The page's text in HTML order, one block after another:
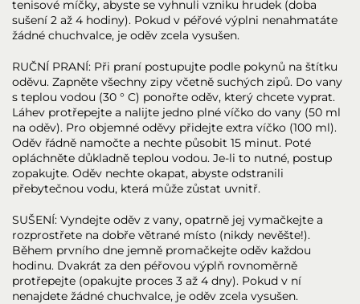
tenisové míčky, abyste se vyhnuli vzniku hrudek (doba
sušení 2 až 4 hodiny). Pokud v péřové výplni nenahmatáte
žádné chuchvalce, je oděv zcela vysušen.
RUČNÍ PRANÍ: Při praní postupujte podle pokynů na štítku
oděvu. Zapněte všechny zipy včetně suchých zipů. Do vany
s teplou vodou (30 ° C) ponořte oděv, který chcete vyprat.
Láhev protřepejte a nalijte jedno plné víčko do vany (50 ml
na oděv). Pro objemné oděvy přidejte extra víčko (100 ml).
Oděv řádně namočte a nechte působit 15 minut. Poté
opláchněte důkladně teplou vodou. Je-li to nutné, postup
zopakujte. Oděv nechte okapat, abyste odstranili
přebytečnou vodu, která může zůstat uvnitř.
SUŠENÍ: Vyndejte oděv z vany, opatrně jej vymačkejte a
rozprostřete na dobře větrané místo (nikdy nevěšte!).
Během prvního dne jemně promačkejte oděv každou
hodinu. Dvakrát za den péřovou výplň rovnoměrně
protřepejte (opakujte proces 3 až 4 dny). Pokud v ní
nenajdete žádné chuchvalce, je oděv zcela vysušen.